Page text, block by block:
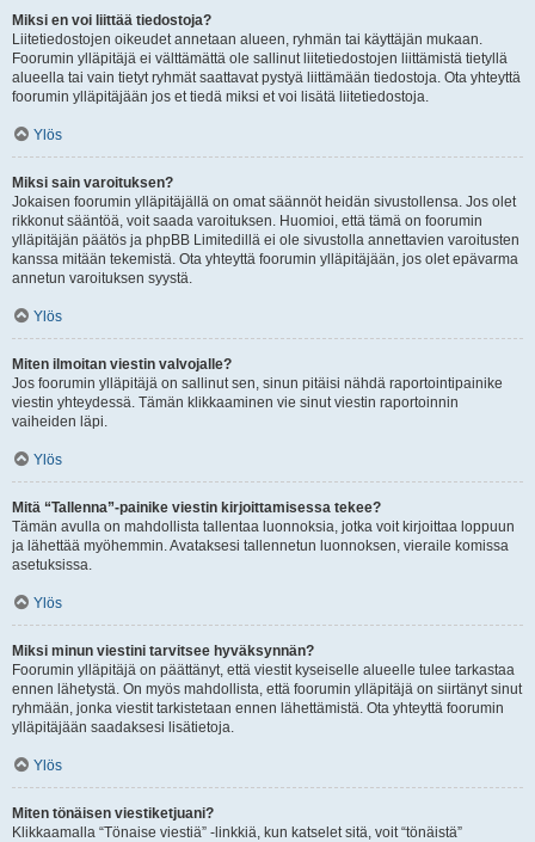
Miksi en voi liittää tiedostoja?
Liitetiedostojen oikeudet annetaan alueen, ryhmän tai käyttäjän mukaan.
Foorumin ylläpitäjä ei välttämättä ole sallinut liitetiedostojen liittämistä tietyllä
alueella tai vain tietyt ryhmät saattavat pystyä liittämään tiedostoja. Ota yhteyttä
foorumin ylläpitäjään jos et tiedä miksi et voi lisätä liitetiedostoja.
Ylös
Miksi sain varoituksen?
Jokaisen foorumin ylläpitäjällä on omat säännöt heidän sivustollensa. Jos olet
rikkonut sääntöä, voit saada varoituksen. Huomioi, että tämä on foorumin
ylläpitäjän päätös ja phpBB Limitedillä ei ole sivustolla annettavien varoitusten
kanssa mitään tekemistä. Ota yhteyttä foorumin ylläpitäjään, jos olet epävarma
annetun varoituksen syystä.
Ylös
Miten ilmoitan viestin valvojalle?
Jos foorumin ylläpitäjä on sallinut sen, sinun pitäisi nähdä raportointipainike
viestin yhteydessä. Tämän klikkaaminen vie sinut viestin raportoinnin
vaiheiden läpi.
Ylös
Mitä “Tallenna”-painike viestin kirjoittamisessa tekee?
Tämän avulla on mahdollista tallentaa luonnoksia, jotka voit kirjoittaa loppuun
ja lähettää myöhemmin. Avataksesi tallennetun luonnoksen, vieraile komissa
asetuksissa.
Ylös
Miksi minun viestini tarvitsee hyväksynnän?
Foorumin ylläpitäjä on päättänyt, että viestit kyseiselle alueelle tulee tarkastaa
ennen lähetystä. On myös mahdollista, että foorumin ylläpitäjä on siirtänyt sinut
ryhmään, jonka viestit tarkistetaan ennen lähettämistä. Ota yhteyttä foorumin
ylläpitäjään saadaksesi lisätietoja.
Ylös
Miten tönäisen viestiketjuani?
Klikkaamalla “Tönaise viestiä” -linkkiä, kun katselet sitä, voit “tönäistä”